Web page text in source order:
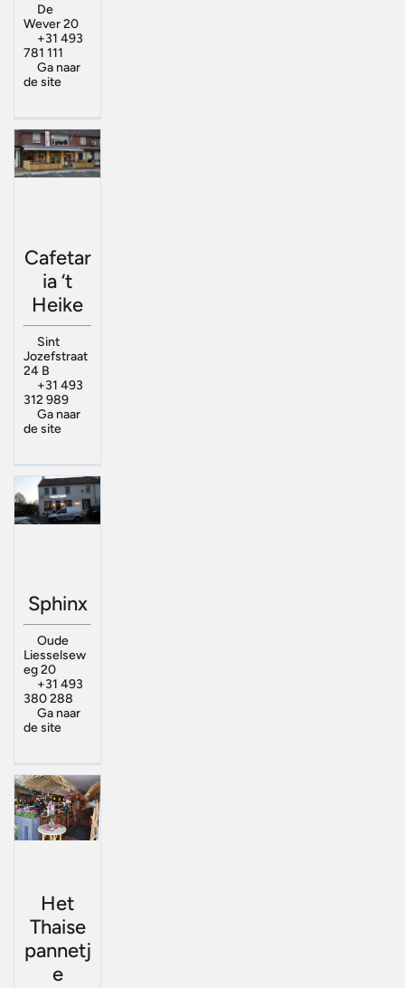
De
Wever 20
+31 493
781 111
Ga naar
de site
Cafetar
ia ‘t
Heike
Sint
Jozefstraat
24 B
+31 493
312 989
Ga naar
de site
Sphinx
Oude
Liesselsew
eg 20
+31 493
380 288
Ga naar
de site
Het
Thaise
pannetj
e